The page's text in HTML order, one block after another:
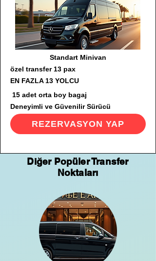
Standart Minivan
özel transfer 13 pax
EN FAZLA 13 YOLCU
15 adet orta boy bagaj
Deneyimli ve Güvenilir Sürücü
REZERVASYON YAP
Diğer Popüler Transfer
Noktaları